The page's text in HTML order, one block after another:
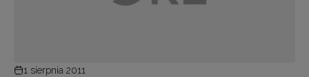
1 sierpnia 2011